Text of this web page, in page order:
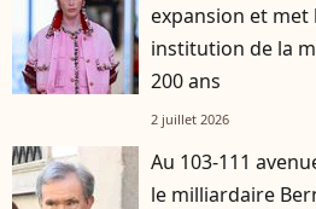
expansion et met
institution de la
200 ans
2 juillet 2026
Au 103-111
le milliardaire